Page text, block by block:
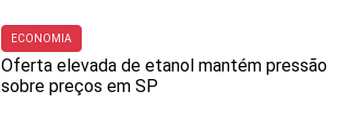
ECONOMIA
Oferta elevada de etanol mantém pressão
sobre preços em SP